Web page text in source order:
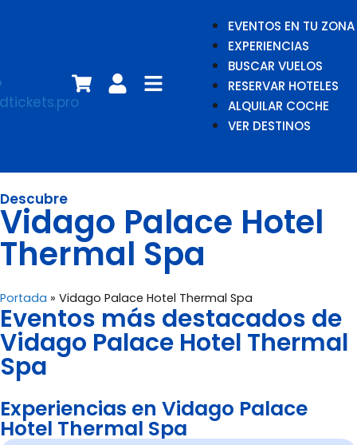
EVENTOS EN TU ZONA
EXPERIENCIAS
BUSCAR VUELOS
RESERVAR HOTELES
ALQUILAR COCHE
VER DESTINOS
Descubre
Vidago Palace Hotel
Thermal Spa
Portada » Vidago Palace Hotel Thermal Spa
Eventos más destacados de
Vidago Palace Hotel Thermal
Spa
Experiencias en Vidago Palace
Hotel Thermal Spa